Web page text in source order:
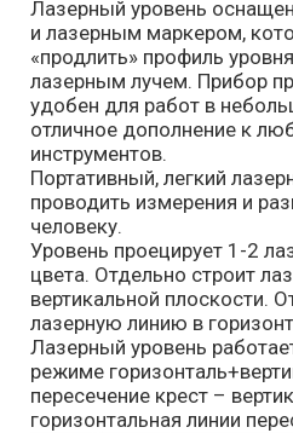
Лазерный уровень
и лазерным маркером,
«продлить» профиль
лазерным лучем. Прибор
удобен для работ в
отличное дополнение к
инструментов.
Портативный, легкий
проводить измерения и
человеку.
Уровень проецирует 1-2
цвета. Отдельно строит
вертикальной плоскости.
лазерную линию в
Лазерный уровень
режиме
пересечение крест –
горизонтальная линии